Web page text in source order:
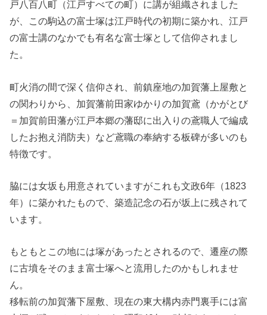
戸八百八町（江戸すべての町）に講が組織されました
が、この駒込の富士塚は江戸時代の初期に築かれ、江戸
の富士講のなかでも有名な富士塚として信仰されまし
た。
町火消の間で深く信仰され、前鎮座地の加賀藩上屋敷と
の関わりから、加賀藩前田家ゆかりの加賀鳶（かがとび
＝加賀前田藩が江戸本郷の藩邸に出入りの鳶職人で編成
したお抱え消防夫）など鳶職の奉納する板碑が多いのも
特徴です。
脇には女坂も用意されていますがこれも文政6年（1823
年）に築かれたもので、築造記念の石が坂上に残されて
います。
もともとこの地には塚があったとされるので、遷座の際
に古墳をそのまま富士塚へと流用したのかもしれませ
ん。
移転前の加賀藩下屋敷、現在の東大構内赤門裏手には富